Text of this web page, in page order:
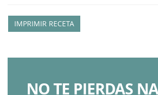
IMPRIMIR RECETA
NO TE PIERDAS